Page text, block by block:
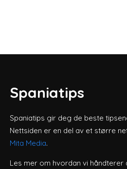
Spaniatips
Spaniatips gir deg de beste
Nettsiden er en del av et større
Mita Media.
Les mer om hvordan vi håndterer